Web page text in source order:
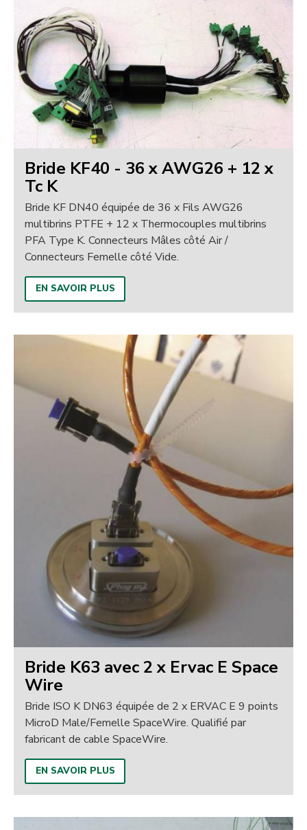
Bride KF40 - 36 x AWG26 + 12 x
Tc K
Bride KF DN40 équipée de 36 x Fils AWG26
multibrins PTFE + 12 x Thermocouples multibrins
PFA Type K. Connecteurs Mâles côté Air /
Connecteurs Femelle côté Vide.
EN SAVOIR PLUS
Bride K63 avec 2 x Ervac E Space
Wire
Bride ISO K DN63 équipée de 2 x ERVAC E 9 points
MicroD Male/Femelle SpaceWire. Qualifié par
fabricant de cable SpaceWire.
EN SAVOIR PLUS